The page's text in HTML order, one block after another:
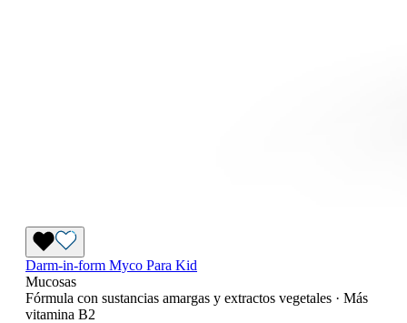
Darm-in-form Myco Para Kid
Mucosas
Fórmula con sustancias amargas y extractos vegetales · Más
vitamina B2